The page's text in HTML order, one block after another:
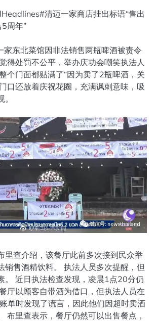
清迈一家商店挂出标语“售出
周年”
东北菜馆因非法销售两瓶啤酒被责令
得处罚不公平，举办庆功会嘲笑执法人
个门面都贴满了“因为卖了2瓶啤酒，关
口还放着庆祝花圈，充满讽刺意味，吸
里查介绍，该餐厅此前多次接到民众举
销售酒精饮料。 执法人员多次提醒，但
。 近日执法检查发现，凌晨1点20分仍
厅以顾客自带酒为借口，但执法人员在
单时发现了谎言，因此他们因超时卖酒
布里查表示，餐厅仍然可以出售餐点，